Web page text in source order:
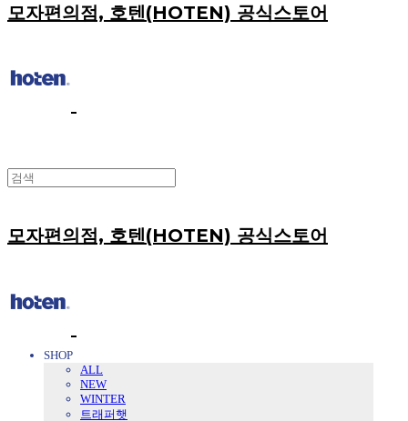
모자편의점, 호텐(HOTEN) 공식스토어
모자편의점, 호텐(HOTEN) 공식스토어
SHOP
ALL
NEW
WINTER
트래퍼햇